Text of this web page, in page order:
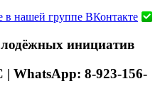
в нашей группе ВКонтакте
инициатив
WhatsApp: 8-923-156-